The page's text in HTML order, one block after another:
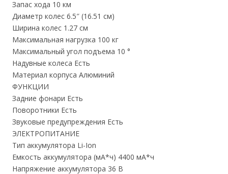
Запас хода 10 км
Диаметр колес 6.5″ (16.51 см)
Ширина колес 1.27 см
Максимальная нагрузка 100 кг
Максимальный угол подъема 10 °
Надувные колеса Есть
Материал корпуса Алюминий
ФУНКЦИИ
Задние фонари Есть
Поворотники Есть
Звуковые предупреждения Есть
ЭЛЕКТРОПИТАНИЕ
Тип аккумулятора Li-Ion
Емкость аккумулятора (мА*ч) 4400 мА*ч
Напряжение аккумулятора 36 В